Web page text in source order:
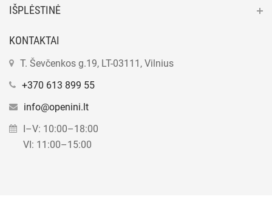
IŠPLĖSTINĖ
KONTAKTAI
T. Ševčenkos g.19, LT-03111, Vilnius
+370 613 899 55
info@openini.lt
I–V: 10:00–18:00
VI: 11:00–15:00